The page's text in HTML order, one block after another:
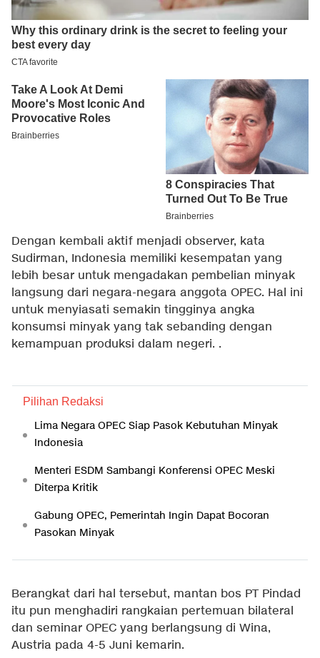
Dengan kembali aktif menjadi observer, kata
Sudirman, Indonesia memiliki kesempatan yang
lebih besar untuk mengadakan pembelian minyak
langsung dari negara-negara anggota OPEC. Hal ini
untuk menyiasati semakin tingginya angka
konsumsi minyak yang tak sebanding dengan
kemampuan produksi dalam negeri. .
Pilihan Redaksi
Lima Negara OPEC Siap Pasok Kebutuhan Minyak
Indonesia
Menteri ESDM Sambangi Konferensi OPEC Meski
Diterpa Kritik
Gabung OPEC, Pemerintah Ingin Dapat Bocoran
Pasokan Minyak
Berangkat dari hal tersebut, mantan bos PT Pindad
itu pun menghadiri rangkaian pertemuan bilateral
dan seminar OPEC yang berlangsung di Wina,
Austria pada 4-5 Juni kemarin.